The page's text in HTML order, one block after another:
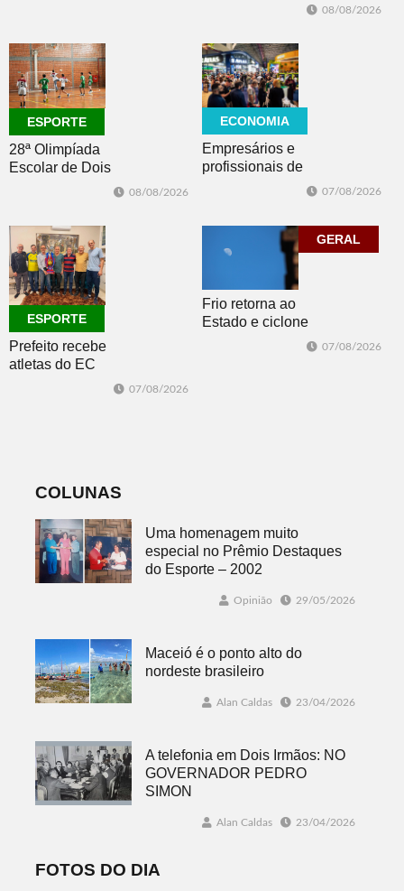
Criativa da
FAMURS
08/08/2026
ESPORTE
28ª Olimpíada
Escolar de Dois
08/08/2026
ECONOMIA
Empresários e
profissionais de
07/08/2026
ESPORTE
Prefeito recebe
atletas do EC
07/08/2026
GERAL
Frio retorna ao
Estado e ciclone
07/08/2026
COLUNAS
Uma homenagem muito
especial no Prêmio Destaques
do Esporte – 2002
Opinião 29/05/2026
Maceió é o ponto alto do
nordeste brasileiro
Alan Caldas 23/04/2026
A telefonia em Dois Irmãos: NO
GOVERNADOR PEDRO
SIMON
Alan Caldas 23/04/2026
FOTOS DO DIA